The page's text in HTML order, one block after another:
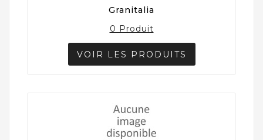
Granitalia
0 Produit
VOIR LES PRODUITS